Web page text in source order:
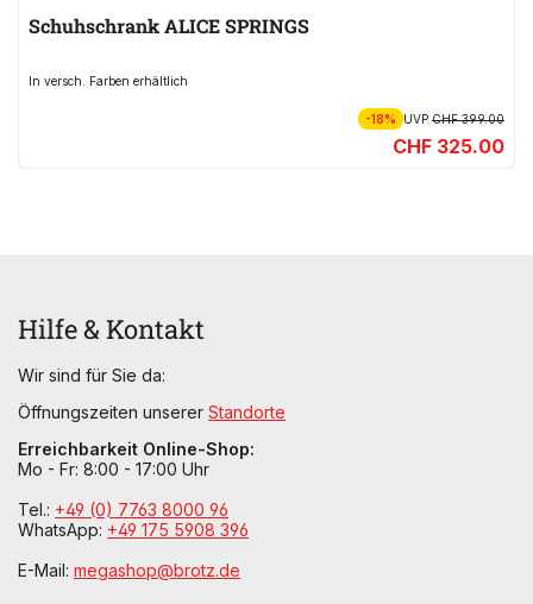
Schuhschrank ALICE SPRINGS
In versch. Farben erhältlich
-18% UVPCHF 399.00
CHF 325.00
Hilfe & Kontakt
Wir sind für Sie da:
Öffnungszeiten unserer Standorte
Erreichbarkeit Online-Shop:
Mo - Fr: 8:00 - 17:00 Uhr
Tel.: +49 (0) 7763 8000 96
WhatsApp: +49 175 5908 396
E-Mail: megashop@brotz.de